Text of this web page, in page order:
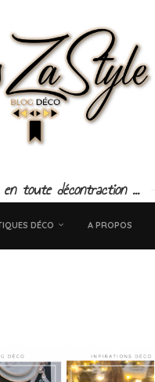
toute décontraction ...
DÉCO A PROPOS